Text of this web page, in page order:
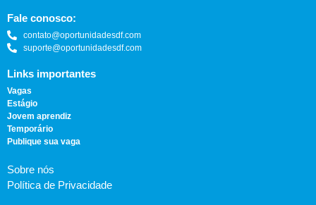
Fale conosco:
contato@oportunidadesdf.com
suporte@oportunidadesdf.com
Links importantes
Vagas
Estágio
Jovem aprendiz
Temporário
Publique sua vaga
Sobre nós
Política de Privacidade